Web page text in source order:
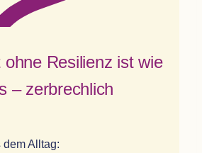
ohne Resi­li­enz ist wie
– zerbrechlich
Alltag: